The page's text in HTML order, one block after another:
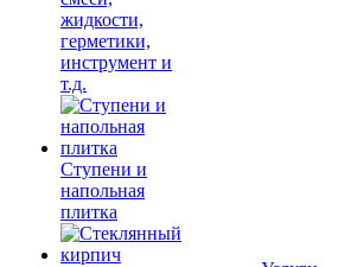
жидкости,
герметики,
инструмент и
т.д.
Ступени и
напольная
плитка